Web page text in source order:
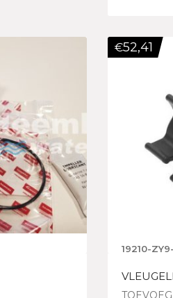
19210-
€52,41